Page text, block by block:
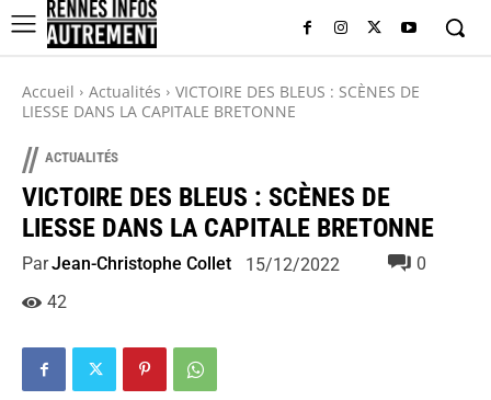
Accueil Actualités
VICTOIRE DES BLEUS : SCÈNES DE
LIESSE DANS LA CAPITALE BRETONNE
// ACTUALITÉS
VICTOIRE DES BLEUS : SCÈNES DE
LIESSE DANS LA CAPITALE BRETONNE
ParJean-Christophe Collet 15/12/2022
0
42